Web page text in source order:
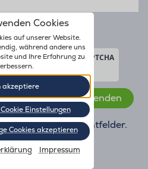
Cookies
auf unserer Website.
während andere uns
und Ihre Erfahrung zu
akzeptiere
Einstellungen
Cookies akzeptieren
Impressum
Felder sind Pflichtfelder.